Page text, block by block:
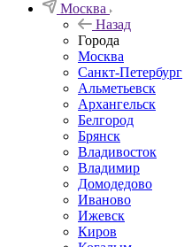
Москва
Назад
Города
Москва
Санкт-Петербург
Альметьевск
Архангельск
Белгород
Брянск
Владивосток
Владимир
Домодедово
Иваново
Ижевск
Киров